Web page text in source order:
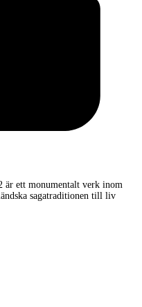
är ett monumentalt verk inom
sagatraditionen till liv